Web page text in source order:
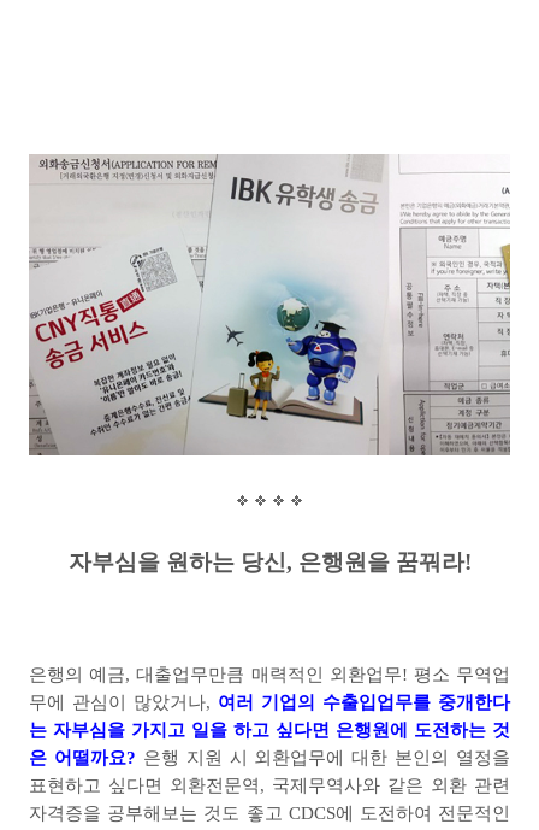
자부심을 원하는 당신, 은행원을 꿈꿔라!
은행의 예금,대출업무만큼 매력적인 외환업무! 평소 무역업
무에 관심이 많았거나, 여러 기업의 수출입업무를 중개한다
는 자부심을 가지고 일을 하고 싶다면 은행원에 도전하는 것
은 어떨까요? 은행 지원 시 외환업무에 대한 본인의 열정을
표현하고 싶다면 외환전문역, 국제무역사와 같은 외환 관련
자격증을 공부해보는 것도 좋고 CDCS에 도전하여 전문적인